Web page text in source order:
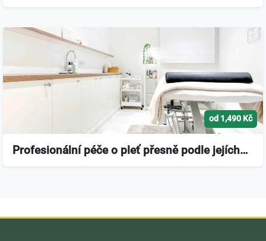
od 1,490 Kč
Profesionální péče o pleť přesně podle jejích…